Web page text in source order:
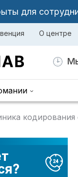
для
О центре
кодирования